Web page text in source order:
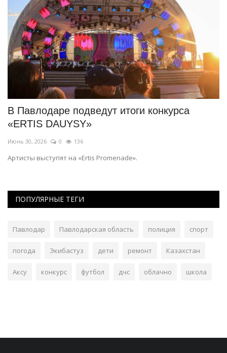
В Павлодаре подведут итоги конкурса
«ERTIS DAUYSY»
Июнь 30, 2026 0 136
Артисты выступят на «Ertis Promenade».
ПОПУЛЯРНЫЕ ТЕГИ
Павлодар Павлодарская область полиция спорт
погода Экибастуз дети ремонт Казахстан
Аксу конкурс футбол дчс облачно школа